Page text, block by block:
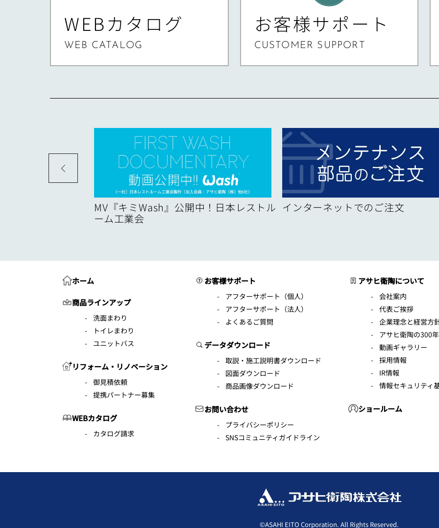
WEBカタログ
WEB CATALOG
お客様サポート
CUSTOMER SUPPORT
MV『キミWash』公開中！日本レストル
ーム工業会
インターネットでのご注文
ホーム
商品ラインアップ
洗面まわり
トイレまわり
ユニットバス
リフォーム・リノベーション
御見積依頼
提携パートナー募集
WEBカタログ
カタログ請求
お客様サポート
アフターサポート（個人）
アフターサポート（法人）
よくあるご質問
データダウンロード
取説・施工説明書ダウンロード
図面ダウンロード
商品画像ダウンロード
お問い合わせ
プライバシーポリシー
SNSコミュニティガイドライン
アサヒ衛陶について
会社案内
代表ご挨拶
企業理念と経営方
アサヒ衛陶の300
動画ギャラリー
採用情報
IR情報
情報セキュリティ
ショールーム
©ASAHI EITO Corporation. All Rights Reserved.